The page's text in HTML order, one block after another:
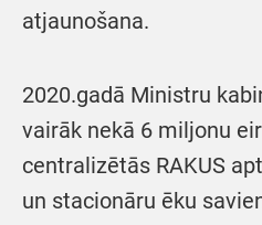
atjaunošana.
2020.gadā Ministru
vairāk nekā 6 miljonu
centralizētās RAKUS
un stacionāru ēku